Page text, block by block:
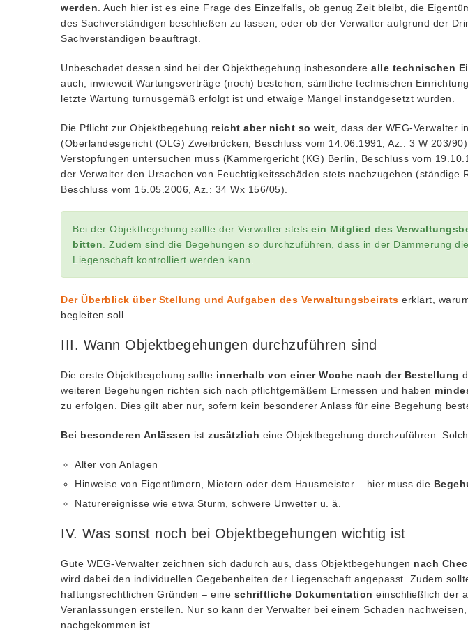
werden . Auch hier ist es eine Frage des Einzelfalls, ob genug Zeit bleibt, die
des Sachverständigen beschließen zu lassen, oder ob der Verwalter aufgrund der
Sachverständigen beauftragt.
Unbeschadet dessen sind bei der Objektbegehung insbesondere alle technischen
auch, inwieweit Wartungsverträge (noch) bestehen, sämtliche technischen
letzte Wartung turnusgemäß erfolgt ist und etwaige Mängel instandgesetzt wurden.
Die Pflicht zur Objektbegehung reicht aber nicht so weit , dass der WEG-Verwalter
(Oberlandesgericht (OLG) Zweibrücken, Beschluss vom 14.06.1991, Az.: 3 W 203/
Verstopfungen untersuchen muss (Kammergericht (KG) Berlin, Beschluss vom
der Verwalter den Ursachen von Feuchtigkeitsschäden stets nachzugehen (ständige
Beschluss vom 15.05.2006, Az.: 34 Wx 156/05).
Bei der Objektbegehung sollte der Verwalter stets ein Mitglied des
bitten . Zudem sind die Begehungen so durchzuführen, dass in der Dämmerung
Liegenschaft kontrolliert werden kann.
Der Überblick über Stellung und Aufgaben des Verwaltungsbeirats erklärt,
begleiten soll.
III. Wann Objektbegehungen durchzuführen sind
Die erste Objektbegehung sollte innerhalb von einer Woche nach der Bestellung
weiteren Begehungen richten sich nach pflichtgemäßem Ermessen und haben
zu erfolgen. Dies gilt aber nur, sofern kein besonderer Anlass für eine Begehung
Bei besonderen Anlässen ist zusätzlich eine Objektbegehung durchzuführen.
Alter von Anlagen
Hinweise von Eigentümern, Mietern oder dem Hausmeister – hier muss die
Naturereignisse wie etwa Sturm, schwere Unwetter u. ä.
IV. Was sonst noch bei Objektbegehungen wichtig ist
Gute WEG-Verwalter zeichnen sich dadurch aus, dass Objektbegehungen nach
wird dabei den individuellen Gegebenheiten der Liegenschaft angepasst. Zudem
haftungsrechtlichen Gründen – eine schriftliche Dokumentation einschließlich der
Veranlassungen erstellen. Nur so kann der Verwalter bei einem Schaden
nachgekommen ist.